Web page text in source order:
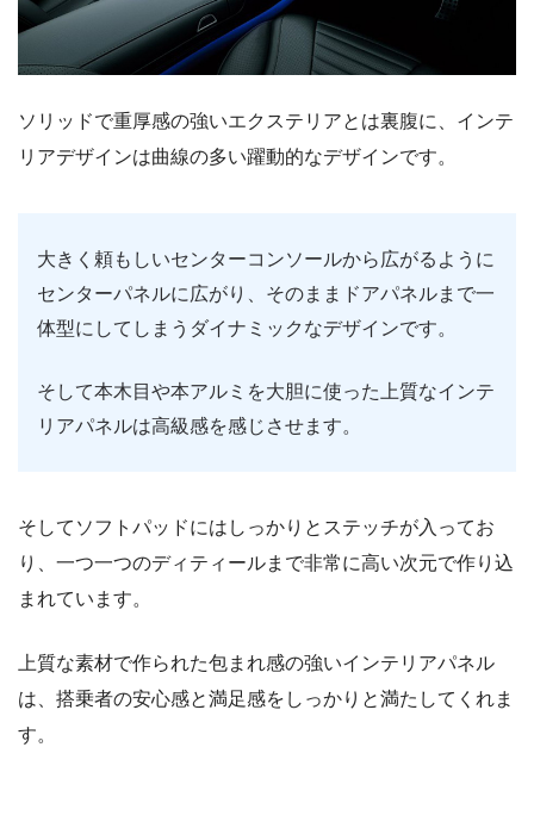
ソリッドで重厚感の強いエクステリアとは裏腹に、インテ
リアデザインは曲線の多い躍動的なデザインです。
大きく頼もしいセンターコンソールから広がるように
センターパネルに広がり、そのままドアパネルまで一
体型にしてしまうダイナミックなデザインです。
そして本木目や本アルミを大胆に使った上質なインテ
リアパネルは高級感を感じさせます。
そしてソフトパッドにはしっかりとステッチが入ってお
り、一つ一つのディティールまで非常に高い次元で作り込
まれています。
上質な素材で作られた包まれ感の強いインテリアパネル
は、搭乗者の安心感と満足感をしっかりと満たしてくれま
す。